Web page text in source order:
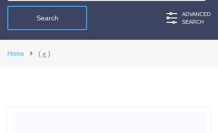
ADVANCED
SEARCH
Home ( چ )